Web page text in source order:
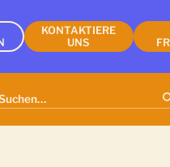
KONTAKTIERE
UNS